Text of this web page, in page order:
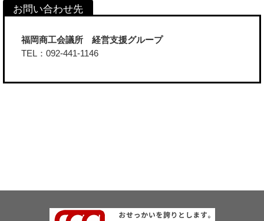
福岡商工会議所 経営支援グループ
TEL：092-441-1146